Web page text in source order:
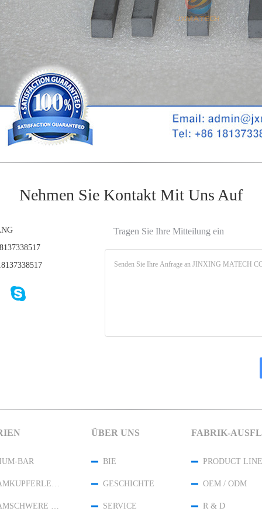
Nehmen Sie Kontakt Mit Uns Auf
Tragen Sie Ihre Mitteilung ein
BAR
WOLFRAMKUPFERLEGIERUNG
WOLFRAMSCHWERE LEGIERUNG
ÜBER UNS
BIE
GESCHICHTE
SERVICE
FABRIK-
PRODUCT LINE
OEM / ODM
R & D